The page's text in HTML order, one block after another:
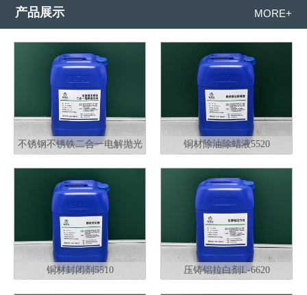
产品展示 MORE+
不锈钢不锈铁二合一电解抛光
铜材除油除蜡液5520
铜材封闭剂5510 压铸铝拉白剂L-6620